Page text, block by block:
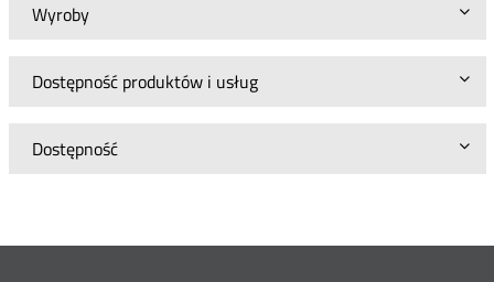
Wyroby
Dostępność produktów i usług
Dostępność